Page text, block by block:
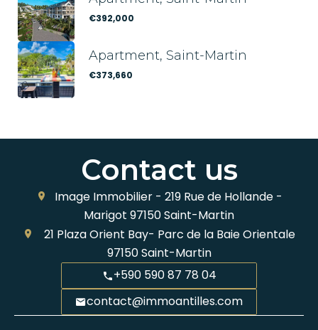
€392,000
Apartment, Saint-Martin
€373,660
Contact us
Image Immobilier - 219 Rue de Hollande -
Marigot 97150Saint-Martin
21 Plaza Orient Bay- Parc de la Baie Orientale
97150Saint-Martin
+590 590 87 78 04
contact@immoantilles.com